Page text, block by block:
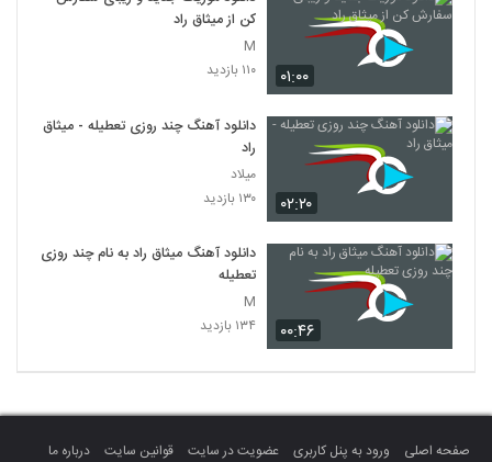
۰۱:۰۰
کن از میثاق راد
M
۱۱۰ بازدید
۰۲:۲۰
دانلود آهنگ چند روزی تعطیله - میثاق
راد
میلاد
۱۳۰ بازدید
۰۰:۴۶
دانلود آهنگ میثاق راد به نام چند روزی
تعطیله
M
۱۳۴ بازدید
صفحه اصلی ورود به پنل کاربری عضویت در سایت قوانین سایت درباره ما